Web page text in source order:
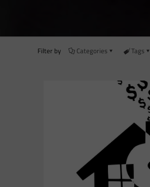
Filter by Categories Tags